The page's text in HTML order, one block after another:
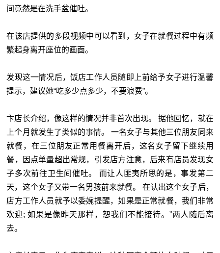
间竟然是在洗手盆催吐。
在该店提供的多段视频中可以看到，女子在就餐过程中有频
繁起身离开座位的画面。
发现这一情况后，饭店工作人员随即上前给予女子进行温馨
提示，建议她“吃多少点多少，不要浪费”。
卞店长介绍，像这样的情况并非首次出现。 据他回忆，就在
上个月就发生了类似的事情。 一名女子与其他三位朋友同来
就餐，在三位朋友正常用餐离开后，这名女子留下继续用
餐，因点单量超出常规，引发店方注意，后来有店员发现女
子多次前往卫生间催吐。 而让人匪夷所思的是，事发第二
天，这个女子又带一名男孩前来就餐。 在认出这个女子后，
店方工作人员就予以委婉提醒，如果是正常就餐，我们非常
欢迎; 如果是像昨天那样，恕我们不能接待。”两人随后离
去。